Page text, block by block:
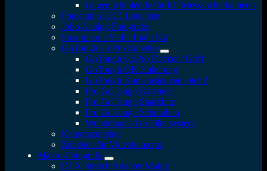
Gegenlichtblende für RF Messsucherkameras
Fotostudio LED Leuchten
Jobo Analog Fotografie
Smartphone Selfie Light Kit
GoTough GoPro Zubehör
GoTough GoPro Deckel / Griff
GoTough QR Halterung
GoTough Kamerastativadapter 2
Pro GoTough Extender
Pro GoTough Sharkbite
Pro GoTough Schrauben
Wonderpana Go Filtersystem
Kamerazubehör
Zubehör für Videokameras
Makro-Fotografie
DLX Stretch Adapter Makro